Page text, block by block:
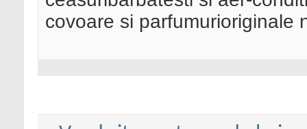
covoare si parfumurioriginale